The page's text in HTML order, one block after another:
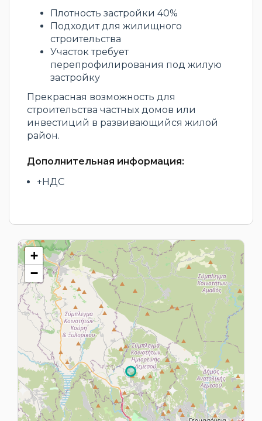
Плотность застройки 40%
Подходит для жилищного
строительства
Участок требует
перепрофилирования под жилую
застройку
Прекрасная возможность для
строительства частных домов или
инвестиций в развивающийся жилой
район.
Дополнительная информация:
+НДС
+
−